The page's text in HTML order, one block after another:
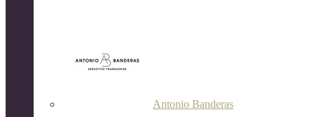
Antonio Banderas